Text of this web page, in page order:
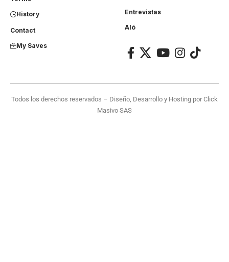
History
Contact
My Saves
Entrevistas
Aló
Todos los derechos reservados – Diseño, Desarrollo y Hosting porClick
Masivo SAS